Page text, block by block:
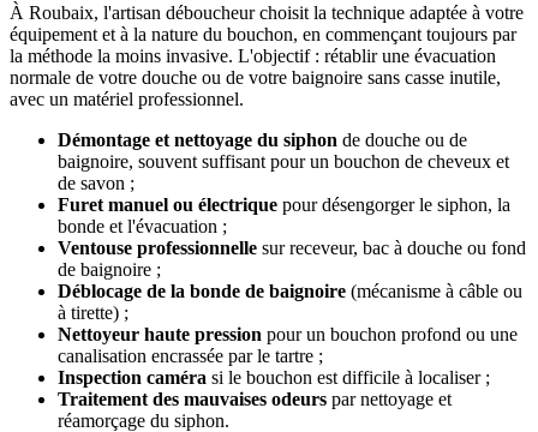
À Roubaix, l'artisan déboucheur choisit la technique adaptée à votre
équipement et à la nature du bouchon, en commençant toujours par
la méthode la moins invasive. L'objectif : rétablir une évacuation
normale de votre douche ou de votre baignoire sans casse inutile,
avec un matériel professionnel.
Démontage et nettoyage du siphon de douche ou de
baignoire, souvent suffisant pour un bouchon de cheveux et
de savon ;
Furet manuel ou électrique pour désengorger le siphon, la
bonde et l'évacuation ;
Ventouse professionnelle sur receveur, bac à douche ou fond
de baignoire ;
Déblocage de la bonde de baignoire (mécanisme à câble ou
à tirette) ;
Nettoyeur haute pression pour un bouchon profond ou une
canalisation encrassée par le tartre ;
Inspection caméra si le bouchon est difficile à localiser ;
Traitement des mauvaises odeurs par nettoyage et
réamorçage du siphon.